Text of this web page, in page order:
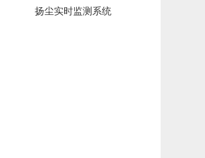
扬尘实时监测系统